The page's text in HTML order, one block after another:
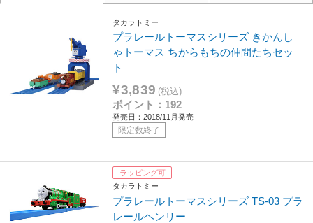
タカラトミー
プラレールトーマスシリーズ きかんし
ゃトーマス ちからもちの仲間たちセッ
ト
¥3,839 (税込)
ポイント：192
発売日：2018/11月発売
限定数終了
ラッピング可
タカラトミー
プラレールトーマスシリーズ TS-03 プラ
レールヘンリー